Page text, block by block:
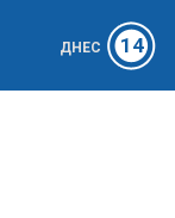
ДНЕС 14